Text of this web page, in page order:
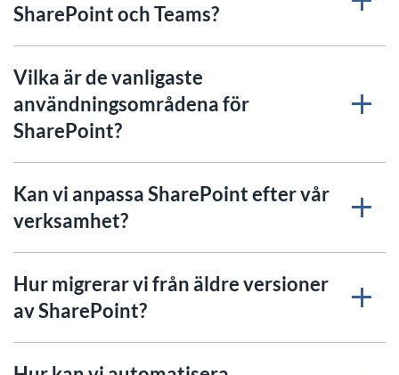
SharePoint och Teams?
Vilka är de vanligaste
användningsområdena för
SharePoint?
Kan vi anpassa SharePoint efter vår
verksamhet?
Hur migrerar vi från äldre versioner
av SharePoint?